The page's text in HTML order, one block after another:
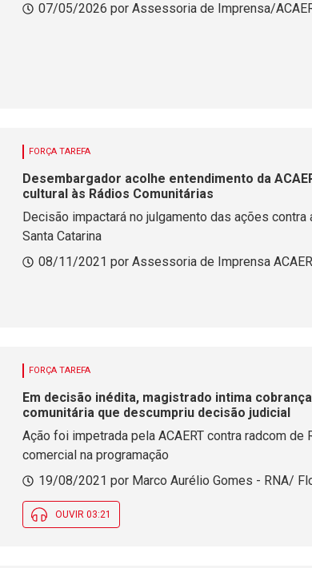
07/05/2026 por Assessoria de Imprensa/
FORÇA TAREFA
Desembargador acolhe entendimento da
cultural às Rádios Comunitárias
Decisão impactará no julgamento das ações
Santa Catarina
08/11/2021 por Assessoria de Imprensa
FORÇA TAREFA
Em decisão inédita, magistrado intima
comunitária que descumpriu decisão judicial
Ação foi impetrada pela ACAERT contra radcom de
comercial na programação
19/08/2021 por Marco Aurélio Gomes - RNA/
OUVIR 03:21